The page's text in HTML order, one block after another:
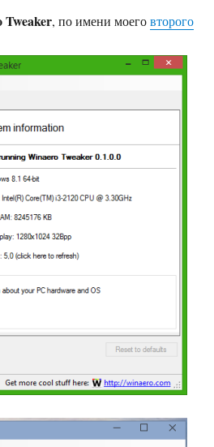
Tweaker, по имени моеговторого